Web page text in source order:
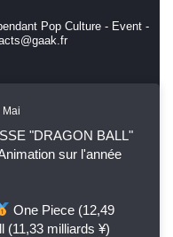
Pop Culture - Event -
Mai
"DRAGON BALL"
sur l'année
One Piece (12,49
(11,33 milliards ¥)